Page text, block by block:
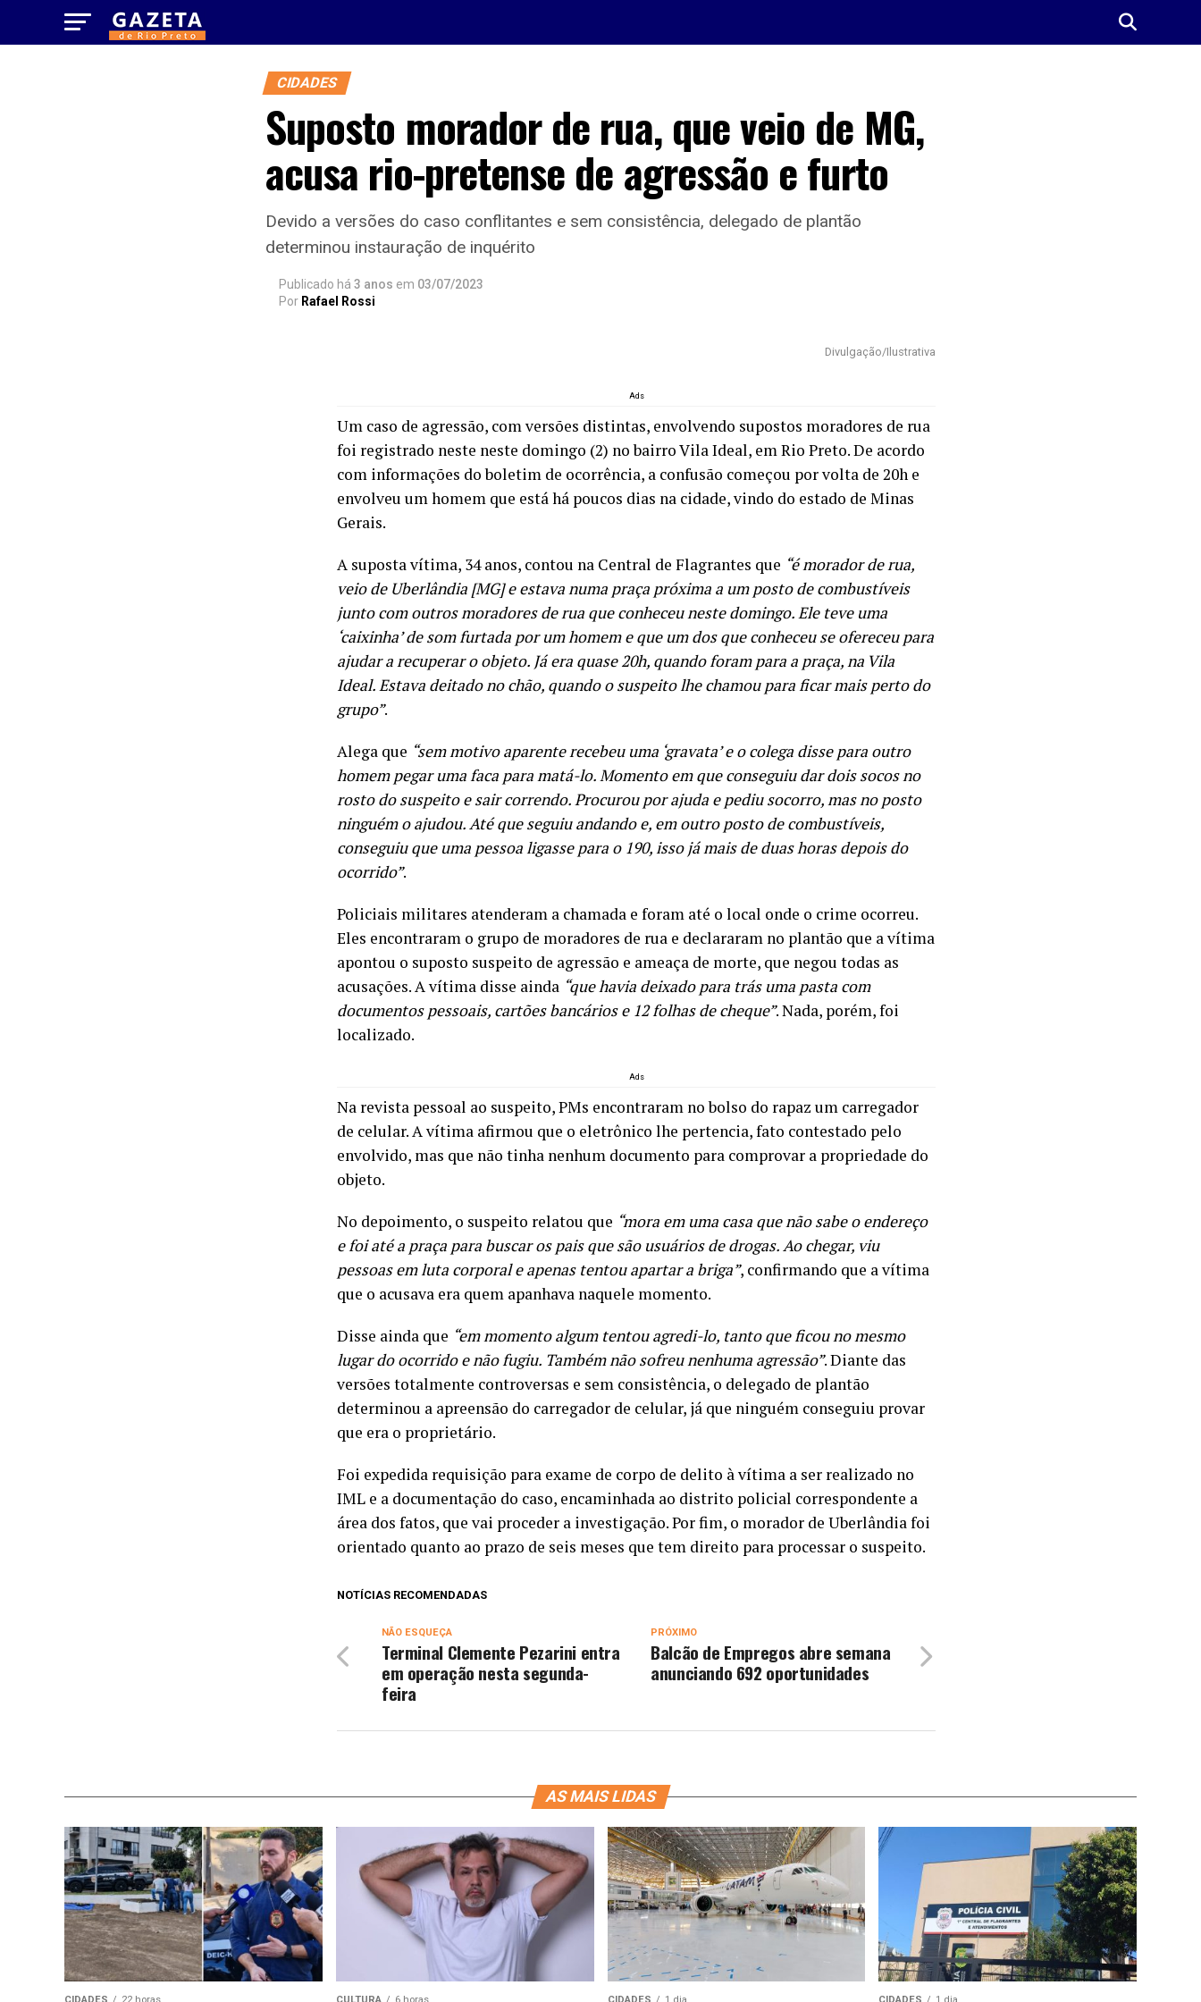
CIDADES
Suposto morador de rua, que veio de MG,
acusa rio-pretense de agressão e furto
Devido a versões do caso conflitantes e sem consistência, delegado de plantão
determinou instauração de inquérito
Publicado há 3 anos em 03/07/2023
Por Rafael Rossi
Divulgação/Ilustrativa
Ads
Um caso de agressão, com versões distintas, envolvendo supostos moradores de rua
foi registrado neste neste domingo (2) no bairro Vila Ideal, em Rio Preto. De acordo
com informações do boletim de ocorrência, a confusão começou por volta de 20h e
envolveu um homem que está há poucos dias na cidade, vindo do estado de Minas
Gerais.
A suposta vítima, 34 anos, contou na Central de Flagrantes que “é morador de rua,
veio de Uberlândia [MG] e estava numa praça próxima a um posto de combustíveis
junto com outros moradores de rua que conheceu neste domingo. Ele teve uma
‘caixinha’ de som furtada por um homem e que um dos que conheceu se ofereceu para
ajudar a recuperar o objeto. Já era quase 20h, quando foram para a praça, na Vila
Ideal. Estava deitado no chão, quando o suspeito lhe chamou para ficar mais perto do
grupo”.
Alega que “sem motivo aparente recebeu uma ‘gravata’ e o colega disse para outro
homem pegar uma faca para matá-lo. Momento em que conseguiu dar dois socos no
rosto do suspeito e sair correndo. Procurou por ajuda e pediu socorro, mas no posto
ninguém o ajudou. Até que seguiu andando e, em outro posto de combustíveis,
conseguiu que uma pessoa ligasse para o 190, isso já mais de duas horas depois do
ocorrido”.
Policiais militares atenderam a chamada e foram até o local onde o crime ocorreu.
Eles encontraram o grupo de moradores de rua e declararam no plantão que a vítima
apontou o suposto suspeito de agressão e ameaça de morte, que negou todas as
acusações. A vítima disse ainda “que havia deixado para trás uma pasta com
documentos pessoais, cartões bancários e 12 folhas de cheque”. Nada, porém, foi
localizado.
Ads
Na revista pessoal ao suspeito, PMs encontraram no bolso do rapaz um carregador
de celular. A vítima afirmou que o eletrônico lhe pertencia, fato contestado pelo
envolvido, mas que não tinha nenhum documento para comprovar a propriedade do
objeto.
No depoimento, o suspeito relatou que “mora em uma casa que não sabe o endereço
e foi até a praça para buscar os pais que são usuários de drogas. Ao chegar, viu
pessoas em luta corporal e apenas tentou apartar a briga”, confirmando que a vítima
que o acusava era quem apanhava naquele momento.
Disse ainda que “em momento algum tentou agredi-lo, tanto que ficou no mesmo
lugar do ocorrido e não fugiu. Também não sofreu nenhuma agressão”. Diante das
versões totalmente controversas e sem consistência, o delegado de plantão
determinou a apreensão do carregador de celular, já que ninguém conseguiu provar
que era o proprietário.
Foi expedida requisição para exame de corpo de delito à vítima a ser realizado no
IML e a documentação do caso, encaminhada ao distrito policial correspondente a
área dos fatos, que vai proceder a investigação. Por fim, o morador de Uberlândia foi
orientado quanto ao prazo de seis meses que tem direito para processar o suspeito.
NOTÍCIAS RECOMENDADAS
PRÓXIMO
Balcão de Empregos abre semana
anunciando 692 oportunidades
NÃO ESQUEÇA
Terminal Clemente Pezarini entra
em operação nesta segunda-
feira
AS MAIS LIDAS